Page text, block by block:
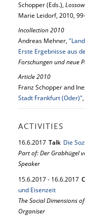
Schopper (Eds.),
Marie Leidorf, 2010,
Incollection 2010
Andreas Mehner,
Erste Ergebnisse aus
Forschungen und neue
Article 2010
Franz Schopper and
Stadt Frankfurt (Oder)"
ACTIVITIES
16.6.2017 Talk Die
Part of: Der Grabhügel
Speaker
15.6.2017- 16.6.2017
und Eisenzeit
The Social Dimensions
Organiser